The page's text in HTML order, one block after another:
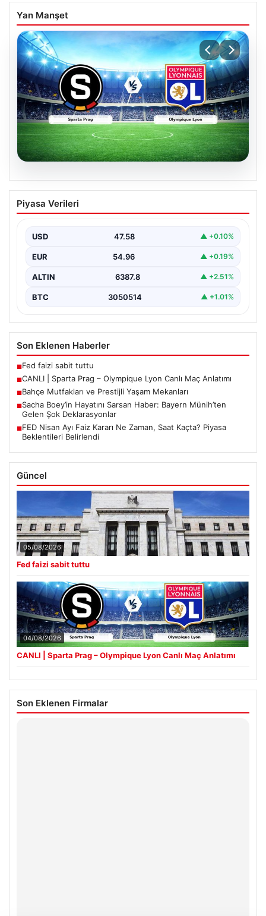
Yan Manşet
CANLI | Sparta Prag – Olympique Lyon
Canlı Maç Anlatımı
Piyasa Verileri
USD 47.58 ▲ +0.10%
EUR 54.96 ▲ +0.19%
ALTIN 6387.8 ▲ +2.51%
BTC 3050514 ▲ +1.01%
Son Eklenen Haberler
■Fed faizi sabit tuttu
■CANLI | Sparta Prag – Olympique Lyon Canlı Maç Anlatımı
■Bahçe Mutfakları ve Prestijli Yaşam Mekanları
■Sacha Boey’in Hayatını Sarsan Haber: Bayern Münih’ten
Gelen Şok Deklarasyonlar
■FED Nisan Ayı Faiz Kararı Ne Zaman, Saat Kaçta? Piyasa
Beklentileri Belirlendi
Güncel
05/08/2026
Fed faizi sabit tuttu
04/08/2026
CANLI | Sparta Prag – Olympique Lyon Canlı Maç Anlatımı
Son Eklenen Firmalar